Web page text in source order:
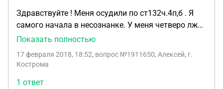
Здравствуйте ! Меня осудили по ст132ч.4п,б . Я
самого начала в несознанке. У меня четверо лже
свидетеля , по чьим словам было выстроено все
указывала что я не виноват ,показания
Аппеляция тоже ни чем не помогла. У меня по
Показать полностью
17 февраля 2018, 18:52, вопрос №1911650, Алексей, г.
Кострома
1 ответ